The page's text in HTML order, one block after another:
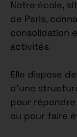
Notre école,
de Paris,
consolidation
activités.
Elle dispose
d’une
pour
ou pour faire